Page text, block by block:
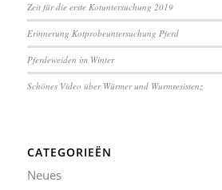
Zeit für die erste Kotuntersuchung 2019
Erinnerung Kotprobeuntersuchung Pferd
Pferdeweiden im Winter
Schönes Video über Würmer und Wurmresistenz
CATEGORIEËN
Neues